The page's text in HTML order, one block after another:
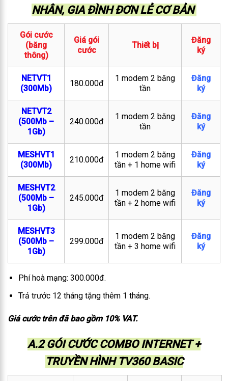
NHÂN, GIA ĐÌNH ĐƠN LẺ CƠ BẢN
Gói cước
(băng
thông)
Giá gói
cước
Thiết bị
Đăng
ký
NETVT1
(300Mb)
180.000đ
1 modem 2 băng
tần
Đăng
ký
NETVT2
(500Mb –
1Gb)
240.000đ
1 modem 2 băng
tần
Đăng
ký
MESHVT1
(300Mb)
210.000đ
1 modem 2 băng
tần + 1 home wifi
Đăng
ký
MESHVT2
(500Mb –
1Gb)
245.000đ
1 modem 2 băng
tần + 2 home wifi
Đăng
ký
MESHVT3
(500Mb –
1Gb)
299.000đ
1 modem 2 băng
tần + 3 home wifi
Đăng
ký
Phí hoà mạng: 300.000đ.
Trả trước 12 tháng tặng thêm 1 tháng.
Giá cước trên đã bao gồm 10% VAT.
A.2 GÓI CƯỚC COMBO INTERNET +
TRUYỀN HÌNH TV360 BASIC